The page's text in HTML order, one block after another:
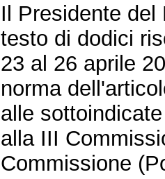
Il Presidente del
testo di dodici
23 al 26 aprile
norma
alle
alla III
Commissione